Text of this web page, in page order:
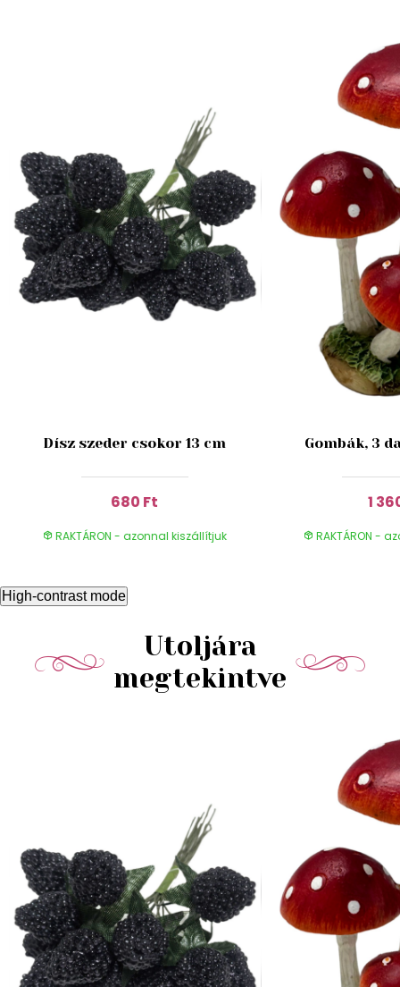
Dísz szeder csokor 13 cm
680 Ft
RAKTÁRON - azonnal kiszállítjuk
Gombák, 3
1
RAKTÁRON -
High-contrast mode
Utoljára
megtekintve